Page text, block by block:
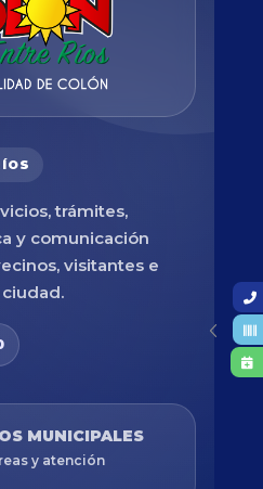
trámites,
y comunicación
visitantes e
MUNICIPALES
y atención